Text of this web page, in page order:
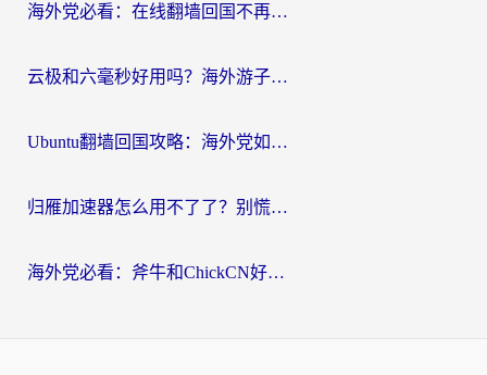
海外党必看：在线翻墙回国不再难！教你选对加速器无缝刷国内资源
云极和六毫秒好用吗？海外游子解锁国内资源的真实答案
Ubuntu翻墙回国攻略：海外党如何选对加速器，无缝刷国内剧玩游戏？
归雁加速器怎么用不了了？别慌，这篇指南教你如何丝滑“回家”
海外党必看：斧牛和ChickCN好用吗？3款热门加速器实测+番茄加速器深度体验